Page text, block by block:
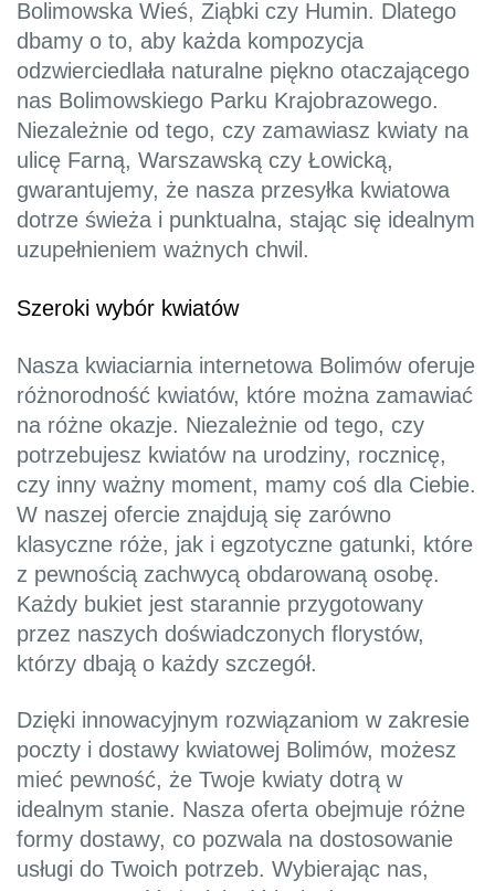
Bolimowska Wieś, Ziąbki czy Humin. Dlatego
dbamy o to, aby każda kompozycja
odzwierciedlała naturalne piękno otaczającego
nas Bolimowskiego Parku Krajobrazowego.
Niezależnie od tego, czy zamawiasz kwiaty na
ulicę Farną, Warszawską czy Łowicką,
gwarantujemy, że nasza przesyłka kwiatowa
dotrze świeża i punktualna, stając się idealnym
uzupełnieniem ważnych chwil.
Szeroki wybór kwiatów
Nasza kwiaciarnia internetowa Bolimów oferuje
różnorodność kwiatów, które można zamawiać
na różne okazje. Niezależnie od tego, czy
potrzebujesz kwiatów na urodziny, rocznicę,
czy inny ważny moment, mamy coś dla Ciebie.
W naszej ofercie znajdują się zarówno
klasyczne róże, jak i egzotyczne gatunki, które
z pewnością zachwycą obdarowaną osobę.
Każdy bukiet jest starannie przygotowany
przez naszych doświadczonych florystów,
którzy dbają o każdy szczegół.
Dzięki innowacyjnym rozwiązaniom w zakresie
poczty i dostawy kwiatowej Bolimów, możesz
mieć pewność, że Twoje kwiaty dotrą w
idealnym stanie. Nasza oferta obejmuje różne
formy dostawy, co pozwala na dostosowanie
usługi do Twoich potrzeb. Wybierając nas,